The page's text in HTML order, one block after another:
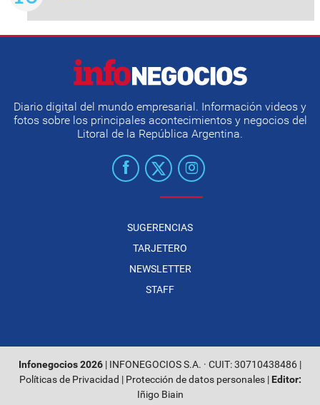
Diario digital del mundo empresarial. Información videos y
fotos sobre los principales acontecimientos y negocios del
Litoral de la República Argentina.
SUGERENCIAS
TARJETERO
NEWSLETTER
STAFF
Infonegocios 2026 | INFONEGOCIOS S.A. · CUIT: 30710438486 |
Políticas de Privacidad | Protección de datos personales| Editor:
Iñigo Biain